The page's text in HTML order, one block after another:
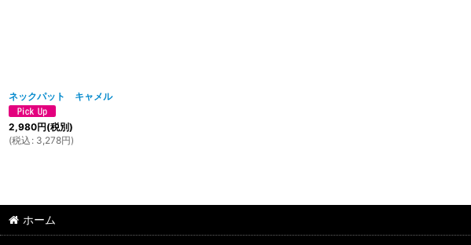
ネックパット キャメル
2,980円(税別)
(税込 : 3,278円)
ホーム